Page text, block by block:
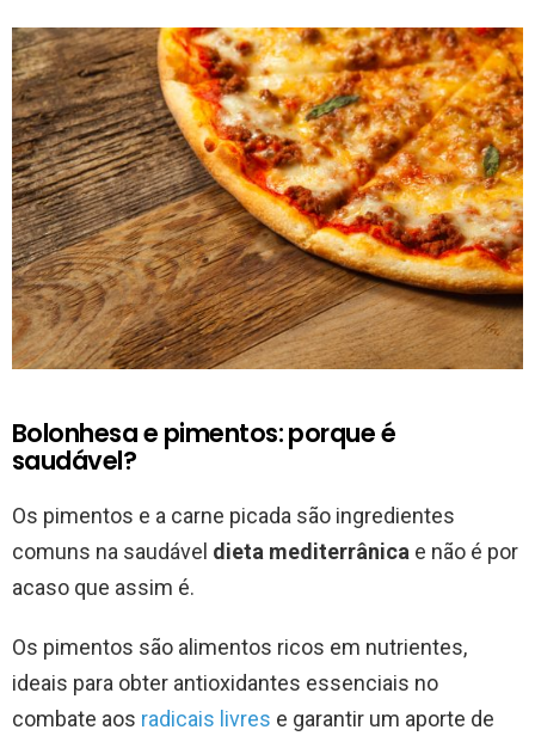
Bolonhesa e pimentos: porque é
saudável?
Os pimentos e a carne picada são ingredientes
comuns na saudável dieta mediterrânica e não é por
acaso que assim é.
Os pimentos são alimentos ricos em nutrientes,
ideais para obter antioxidantes essenciais no
combate aos radicais livres e garantir um aporte de